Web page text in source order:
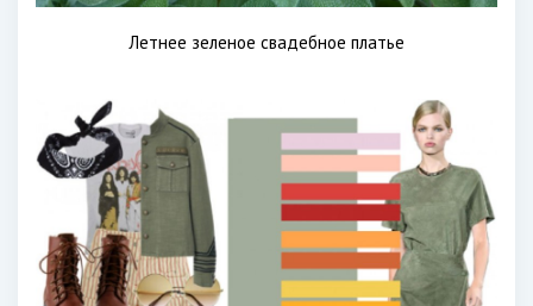
Летнее зеленое свадебное платье